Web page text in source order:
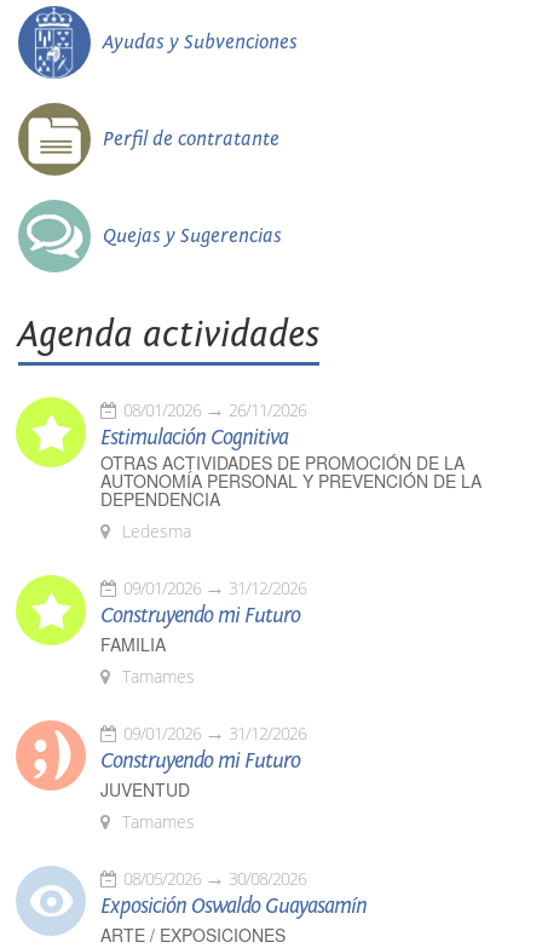
Ayudas y Subvenciones
Perfil de contratante
Quejas y Sugerencias
Agenda actividades
08/01/2026 26/11/2026
Estimulación Cognitiva
OTRAS ACTIVIDADES DE PROMOCIÓN DE LA
AUTONOMÍA PERSONAL Y PREVENCIÓN DE LA
DEPENDENCIA
Ledesma
09/01/2026 31/12/2026
Construyendo mi Futuro
FAMILIA
Tamames
09/01/2026 31/12/2026
Construyendo mi Futuro
JUVENTUD
Tamames
08/05/2026 30/08/2026
Exposición Oswaldo Guayasamín
ARTE / EXPOSICIONES